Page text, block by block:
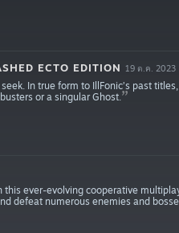
ECTO EDITION 19 ต.ค. 2023
In true form to IllFonic’s past
or a singular Ghost.
ever-evolving cooperative
defeat numerous enemies and